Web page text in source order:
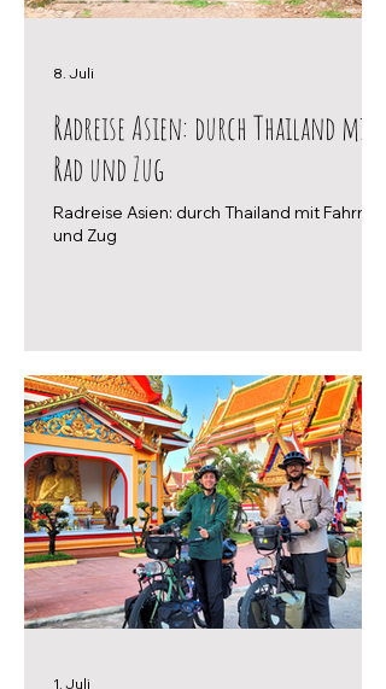
Radreise Asien: durch Thailand mit
Rad und Zug
Radreise Asien: durch Thailand mit Fahrrad
und Zug
8. Juli
1. Juli